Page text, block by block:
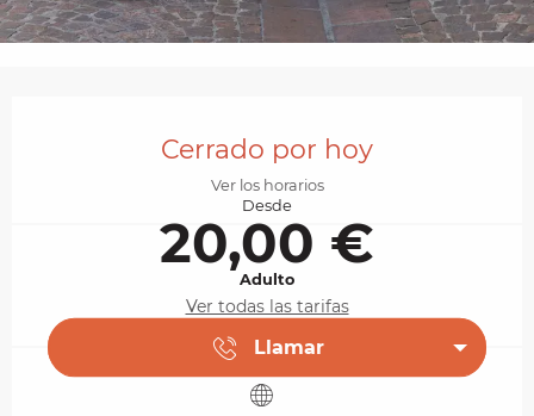
Cerrado por hoy
Ver los horarios
Desde
20,00 €
Adulto
Ver todas las tarifas
Llamar